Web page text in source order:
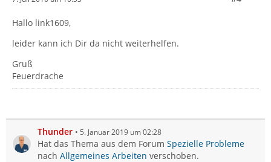
Hallo link1609,
leider kann ich Dir da nicht weiterhelfen.
Gruß
Feuerdrache
Thunder 5. Januar 2019 um 02:28
Hat das Thema aus dem Forum Spezielle Probleme
nach Allgemeines Arbeiten verschoben.